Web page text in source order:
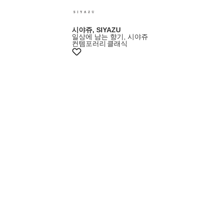
시야쥬, SIYAZU
일상에 남는 향기, 시야쥬
컨템포러리 클래식